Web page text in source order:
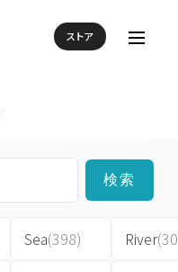
ストア
検索
Sea(398)
River